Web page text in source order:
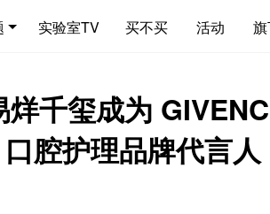
实验室TV 买不买 活动
千玺成为
腔护理品牌代言人